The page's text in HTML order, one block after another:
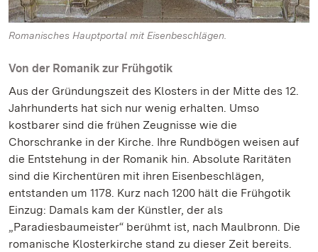
Romanisches Hauptportal mit Eisenbeschlägen.
Von der Romanik zur Frühgotik
Aus der Gründungszeit des Klosters in der Mitte des 12.
Jahrhunderts hat sich nur wenig erhalten. Umso
kostbarer sind die frühen Zeugnisse wie die
Chorschranke in der Kirche. Ihre Rundbögen weisen auf
die Entstehung in der Romanik hin. Absolute Raritäten
sind die Kirchentüren mit ihren Eisenbeschlägen,
entstanden um 1178. Kurz nach 1200 hält die Frühgotik
Einzug: Damals kam der Künstler, der als
„Paradiesbaumeister“ berühmt ist, nach Maulbronn. Die
romanische Klosterkirche stand zu dieser Zeit bereits.